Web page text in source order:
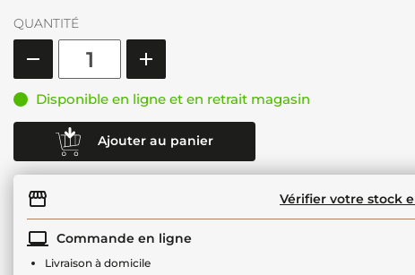
QUANTITÉ
Disponible en ligne et en retrait magasin
Ajouter au panier
Vérifier votre stock
Commande en ligne
Livraison à domicile